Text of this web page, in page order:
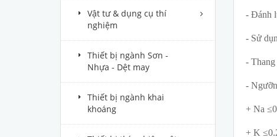
Vật tư & dụng cụ thí
nghiệm
Thiết bị ngành Sơn -
Nhựa - Dệt may
Thiết bị ngành khai
khoáng
- Đánh
- Sử
-
-
+ Na
+ K